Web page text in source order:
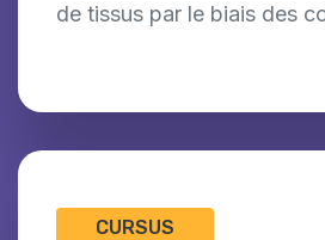
de tissus par le biais des
CURSUS